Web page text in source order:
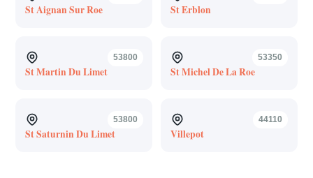
St Aignan Sur Roe St Erblon
53800
St Martin Du Limet
53350
St Michel De La Roe
53800
St Saturnin Du Limet
44110
Villepot